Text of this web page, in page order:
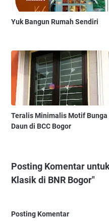
Yuk Bangun Rumah Sendiri
Teralis Minimalis Motif Bunga
Daun di BCC Bogor
Posting Komentar
Klasik di BNR Bogor"
Posting Komentar